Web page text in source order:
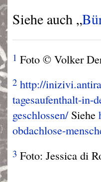
Siehe auch „
1 Foto © Volker
2 http://
tagesaufenthalt-in-
geschlossen/Siehe
obdachlose-
3 Foto: Jessica di